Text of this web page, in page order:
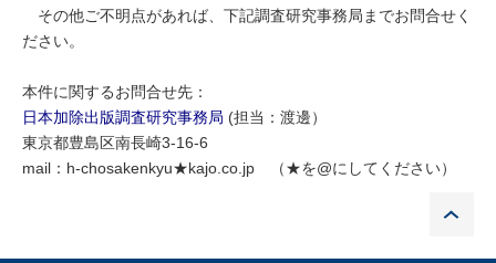
その他ご不明点があれば、下記調査研究事務局までお問合せく
ださい。
本件に関するお問合せ先：
日本加除出版調査研究事務局 (担当：渡邊）
東京都豊島区南長崎3-16-6
mail：h-chosakenkyu★kajo.co.jp （★を@にしてください）